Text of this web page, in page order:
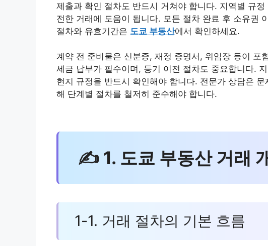
제출과 확인 절차도 반드시 거쳐야 합니다. 지역별 규
전한 거래에 도움이 됩니다. 모든 절차 완료 후 소유권
절차와 유효기간은 도쿄 부동산에서 확인하세요.
계약 전 준비물은 신분증, 재정 증명서, 위임장 등이 포
세금 납부가 필수이며, 등기 이전 절차도 중요합니다.
현지 규정을 반드시 확인해야 합니다. 전문가 상담은
해 단계별 절차를 철저히 준수해야 합니다.
✍ 1. 도쿄 부동산 거래
1-1. 거래 절차의 기본 흐름